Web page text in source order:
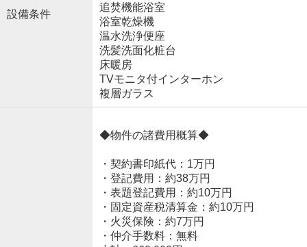
設備条件
追焚機能浴室
浴室乾燥機
温水洗浄便座
洗髪洗面化粧台
床暖房
TVモニタ付インターホン
複層ガラス
◆物件の諸費用概算◆
・契約書印紙代：1万円
・登記費用：約38万円
・表題登記費用：約10万円
・固定資産税清算金：約10万円
・火災保険：約7万円
・仲介手数料：無料